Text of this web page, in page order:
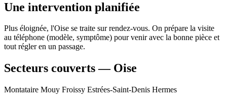
Une intervention planifiée
Plus éloignée, l'Oise se traite sur rendez-vous. On prépare la visite
au téléphone (modèle, symptôme) pour venir avec la bonne pièce et
tout régler en un passage.
Secteurs couverts — Oise
Montataire Mouy Froissy Estrées-Saint-Denis Hermes